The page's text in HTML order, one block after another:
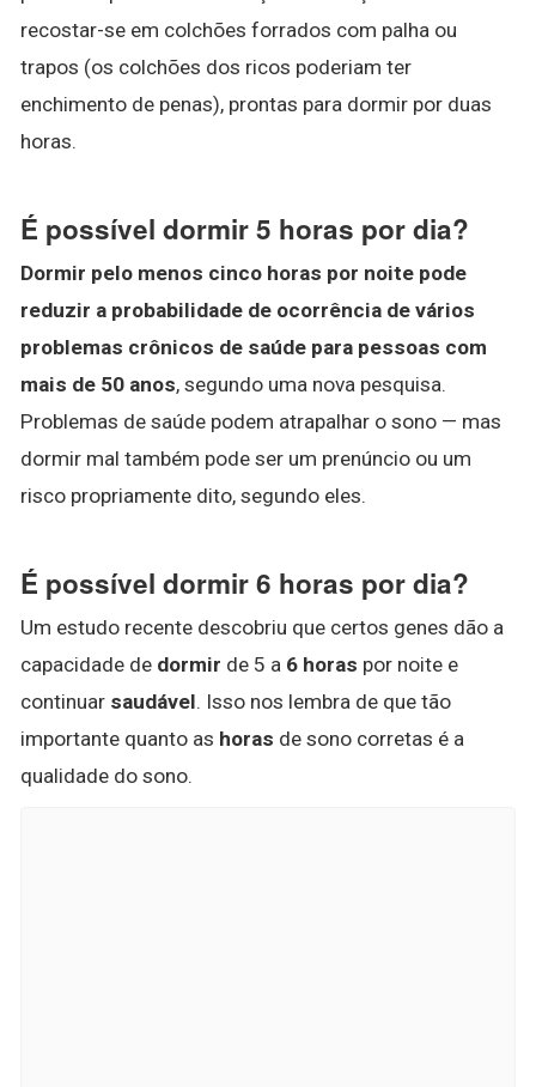
recostar-se em colchões forrados com palha ou
trapos (os colchões dos ricos poderiam ter
enchimento de penas), prontas para dormir por duas
horas.
É possível dormir 5 horas por dia?
Dormir pelo menos cinco horas por noite pode
reduzir a probabilidade de ocorrência de vários
problemas crônicos de saúde para pessoas com
mais de 50 anos, segundo uma nova pesquisa.
Problemas de saúde podem atrapalhar o sono — mas
dormir mal também pode ser um prenúncio ou um
risco propriamente dito, segundo eles.
É possível dormir 6 horas por dia?
Um estudo recente descobriu que certos genes dão a
capacidade de dormir de 5 a 6 horas por noite e
continuar saudável. Isso nos lembra de que tão
importante quanto as horas de sono corretas é a
qualidade do sono.